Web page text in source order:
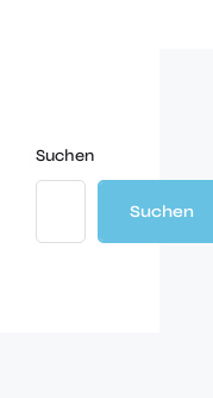
Suchen
Suchen